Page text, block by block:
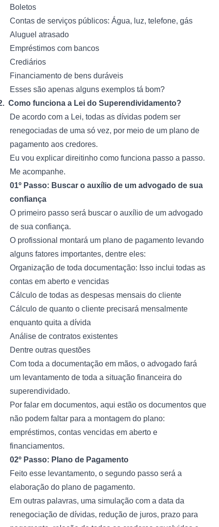
Boletos
Contas de serviços públicos: Água, luz, telefone, gás
Aluguel atrasado
Empréstimos com bancos
Crediários
Financiamento de bens duráveis
Esses são apenas alguns exemplos tá bom?
Como funciona a Lei do Superendividamento?
De acordo com a Lei, todas as dívidas podem ser
renegociadas de uma só vez, por meio de um plano de
pagamento aos credores.
Eu vou explicar direitinho como funciona passo a passo.
Me acompanhe.
01º Passo: Buscar o auxílio de um advogado de sua
confiança
O primeiro passo será buscar o auxílio de um advogado
de sua confiança.
O profissional montará um plano de pagamento levando
alguns fatores importantes, dentre eles:
Organização de toda documentação: Isso inclui todas as
contas em aberto e vencidas
Cálculo de todas as despesas mensais do cliente
Cálculo de quanto o cliente precisará mensalmente
enquanto quita a dívida
Análise de contratos existentes
Dentre outras questões
Com toda a documentação em mãos, o advogado fará
um levantamento de toda a situação financeira do
superendividado.
Por falar em documentos, aqui estão os documentos que
não podem faltar para a montagem do plano:
empréstimos, contas vencidas em aberto e
financiamentos.
02º Passo: Plano de Pagamento
Feito esse levantamento, o segundo passo será a
elaboração do plano de pagamento.
Em outras palavras, uma simulação com a data da
renegociação de dívidas, redução de juros, prazo para